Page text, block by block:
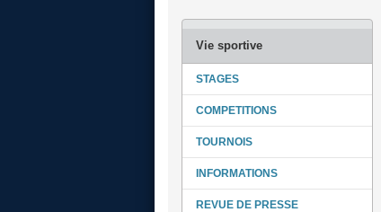
STAGES
COMPETITIONS
TOURNOIS
INFORMATIONS
REVUE DE PRESSE